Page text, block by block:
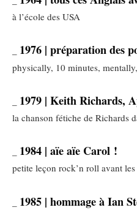
à l’école des USA
1976 | préparation des
physically, 10 minutes,
1979 | Keith Richards,
la chanson fétiche de Richards
1984 | aïe aïe Carol !
petite leçon rock’n roll avant
1985 | hommage à Ian